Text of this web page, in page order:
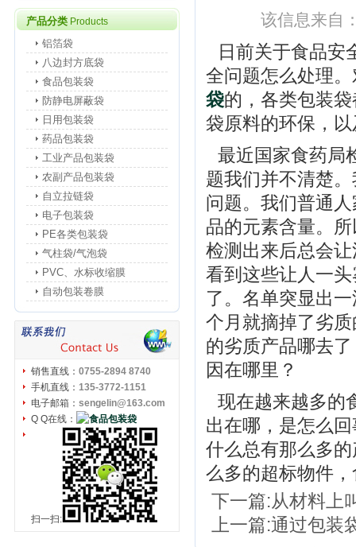
产品分类 Products
铝箔袋
八边封方底袋
食品包装袋
防静电屏蔽袋
日用包装袋
药品包装袋
工业产品包装袋
农副产品包装袋
自立拉链袋
电子包装袋
PE各类包装袋
气柱袋/气泡袋
PVC、水标收缩膜
自动包装卷膜
销售直线： 0755-2894 8740
手机直线： 135-3772-1151
电子邮箱： sengelin@163.com
Q Q在线：
扫一扫:
该信息来自
日前关于食品安
全问题怎么处理
袋的，各类包装
袋原料的环保，
最近国家食药局
题我们并不清楚
问题。我们普通
品的元素含量。
检测出来后总会
看到这些让人一
了。名单突显出
个月就摘掉了劣
的劣质产品哪去
因在哪里？
现在越来越多的
出在哪，是怎么
什么总有那么多
么多的超标物件
下一篇:从材料上
上一篇:通过包装